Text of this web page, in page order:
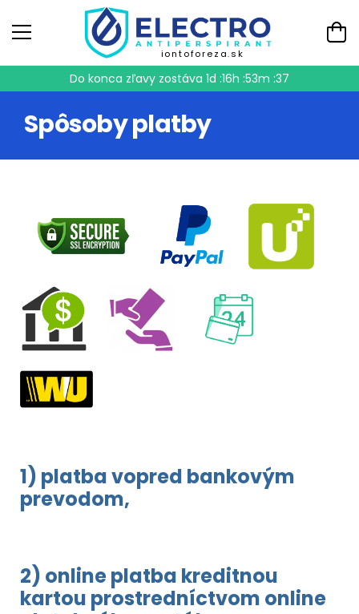
iontoforeza.sk
Do konca zľavy zostáva 1d :16h :53m :37
Spôsoby platby
1) platba vopred bankovým
prevodom,
2) online platba kreditnou
kartou prostredníctvom online